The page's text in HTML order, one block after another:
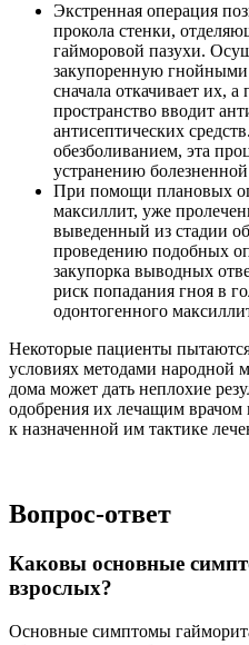
Экстренная операция
прокола стенки,
гайморовой пазухи.
закупоренную
сначала откачивает их,
пространство вводит
антисептических
обезболиванием, эта
устранению
При помощи плановых
максиллит, уже
выведенный из стадии
проведению подобных
закупорка выводных
риск попадания гноя в
одонтогенного
Некоторые пациенты
условиях методами народной
дома может дать неплохие
одобрения их лечащим врачом
к назначенной им тактике
Вопрос-ответ
Каковы основные
взрослых?
Основные симптомы